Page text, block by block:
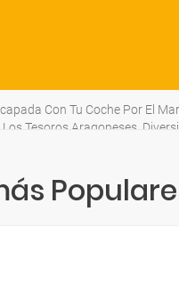
Con Tu Coche Por El
Tesoros Aragoneses,